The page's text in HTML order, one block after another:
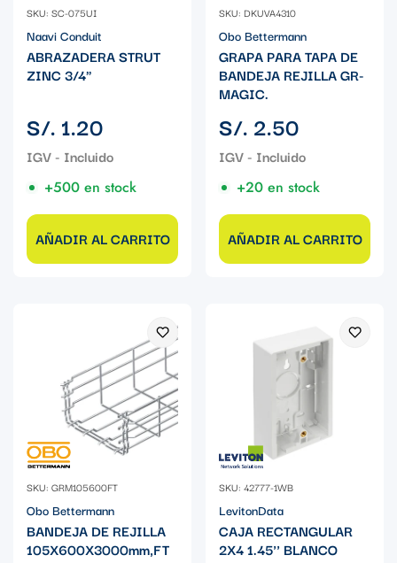
SKU: SC-075UI
Naavi Conduit
ABRAZADERA STRUT
ZINC 3/4"
Precio
regular
S/. 1.20
+500 en stock
AÑADIR AL CARRITO
SKU: DKUVA4310
Obo Bettermann
GRAPA PARA TAPA DE
BANDEJA REJILLA GR-
MAGIC.
Precio
regular
S/. 2.50
+20 en stock
AÑADIR AL CARRITO
SKU: GRM105600FT
Obo Bettermann
BANDEJA DE REJILLA
105X600X3000mm,FT
SKU: 42777-1WB
LevitonData
CAJA RECTANGULAR
2X4 1.45'' BLANCO